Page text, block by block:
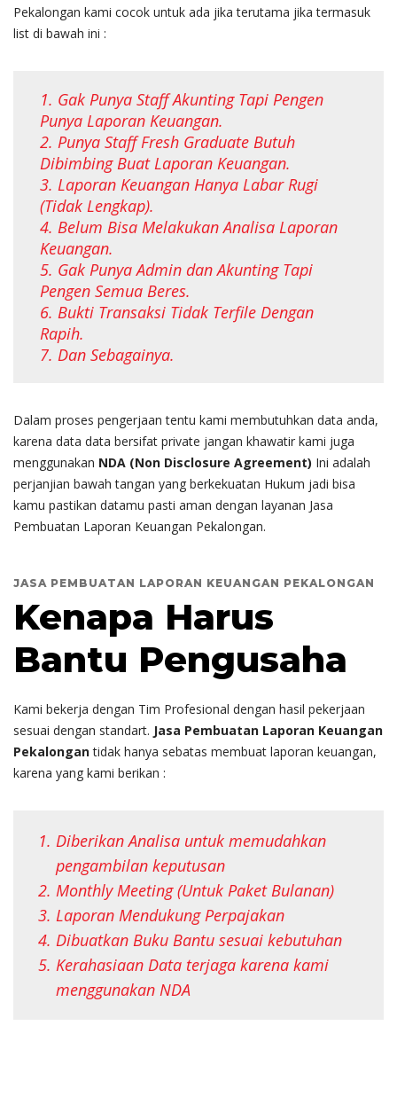
Pekalongan kami cocok untuk ada jika terutama jika termasuk
list di bawah ini :
1. Gak Punya Staff Akunting Tapi Pengen
Punya Laporan Keuangan.
2. Punya Staff Fresh Graduate Butuh
Dibimbing Buat Laporan Keuangan.
3. Laporan Keuangan Hanya Labar Rugi
(Tidak Lengkap).
4. Belum Bisa Melakukan Analisa Laporan
Keuangan.
5. Gak Punya Admin dan Akunting Tapi
Pengen Semua Beres.
6. Bukti Transaksi Tidak Terfile Dengan
Rapih.
7. Dan Sebagainya.
Dalam proses pengerjaan tentu kami membutuhkan data anda,
karena data data bersifat private jangan khawatir kami juga
menggunakan NDA (Non Disclosure Agreement) Ini adalah
perjanjian bawah tangan yang berkekuatan Hukum jadi bisa
kamu pastikan datamu pasti aman dengan layanan Jasa
Pembuatan Laporan Keuangan Pekalongan.
JASA PEMBUATAN LAPORAN KEUANGAN PEKALONGAN
Kenapa Harus
Bantu Pengusaha
Kami bekerja dengan Tim Profesional dengan hasil pekerjaan
sesuai dengan standart. Jasa Pembuatan Laporan Keuangan
Pekalongantidak hanya sebatas membuat laporan keuangan,
karena yang kami berikan :
Diberikan Analisa untuk memudahkan
pengambilan keputusan
Monthly Meeting (Untuk Paket Bulanan)
Laporan Mendukung Perpajakan
Dibuatkan Buku Bantu sesuai kebutuhan
Kerahasiaan Data terjaga karena kami
menggunakan NDA